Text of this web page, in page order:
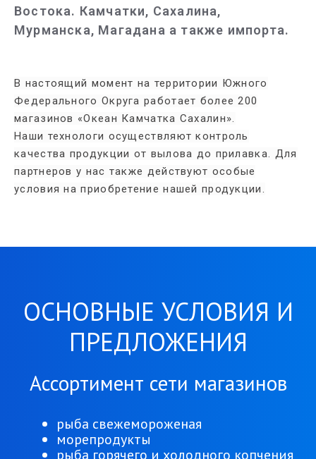
Востока. Камчатки, Сахалина,
Мурманска, Магадана а также импорта.
В настоящий момент на территории Южного
Федерального Округа работает более 200
магазинов «Океан Камчатка Сахалин».
Наши технологи осуществляют контроль
качества продукции от вылова до прилавка. Для
партнеров у нас также действуют особые
условия на приобретение нашей продукции.
ОСНОВНЫЕ УСЛОВИЯ И
ПРЕДЛОЖЕНИЯ
Ассортимент сети магазинов
рыба свежемороженая
морепродукты
рыба горячего и холодного копчения